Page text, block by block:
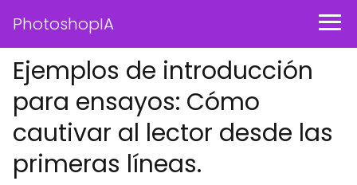
PhotoshopIA
Ejemplos de introducción
para ensayos: Cómo
cautivar al lector desde las
primeras líneas.